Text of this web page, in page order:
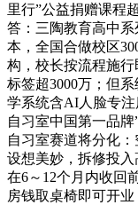
里行”公益捐赠课程
答：三陶教育高中
本，全国合做校区
构，校长按流程施
标签超3000万；但
学系统含AI人脸专
自习室中国第一品
自习室赛道将分化
设想美妙，拆修投
在6～12个月内收回
房钱取桌椅即可开